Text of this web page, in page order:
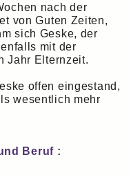
nach der
von Guten Zeiten,
sich Geske, der
mit der
Jahr Elternzeit.
offen eingestand,
wesentlich mehr
Beruf :